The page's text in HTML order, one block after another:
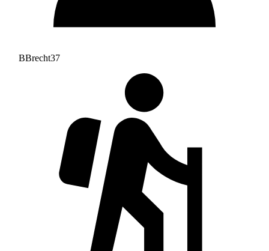
BBrecht37